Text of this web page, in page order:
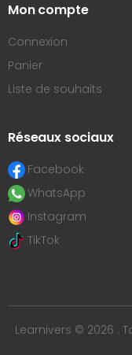
Mon compte
Connexion
Panier
Liste de souhaits
Réseaux sociaux
Facebook
WhatsApp
Instagram
TikTok
Learnivers © 2026 .